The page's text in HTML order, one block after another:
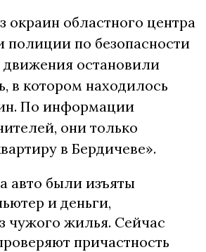
окраин областного центра
полиции по безопасности
остановили
в котором находилось
По информации
они только
в Бердичеве».
авто были изъяты
и деньги,
чужого жилья. Сейчас
причастность